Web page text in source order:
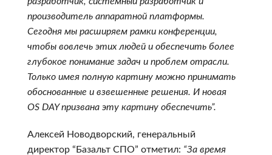
производитель аппаратной платформы.
Сегодня мы расширяем рамки конференции,
чтобы вовлечь этих людей и обеспечить более
глубокое понимание задач и проблем отрасли.
Только имея полную картину можно принимать
обоснованные и взвешенные решения. И новая
OS DAY призвана эту картину обеспечить”.
Алексей Новодворский, генеральный
директор “Базальт СПО” отметил: “За время